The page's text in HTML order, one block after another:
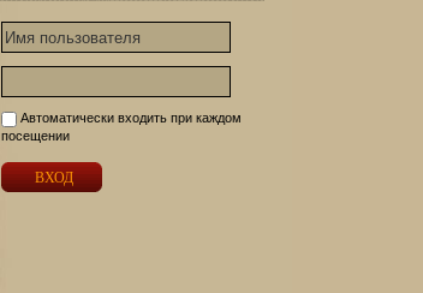
Автоматически входить при каждом
посещении